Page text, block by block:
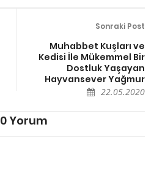
Sonraki Post
Muhabbet Kuşları ve
Kedisi İle Mükemmel Bir
Dostluk Yaşayan
Hayvansever Yağmur
22.05.2020
0 Yorum